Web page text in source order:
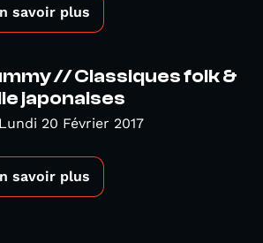
savoir plus
// Classiques folk &
japonaises
Lundi 20 Février 2017
savoir plus